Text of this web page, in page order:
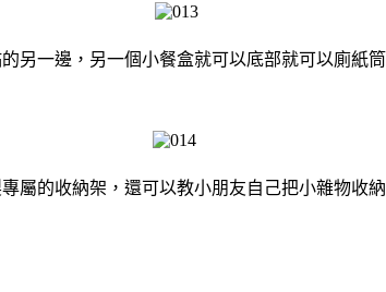
另一邊，另一個小餐盒就可以底部就可以廁紙
屬的收納架，還可以教小朋友自己把小雜物收